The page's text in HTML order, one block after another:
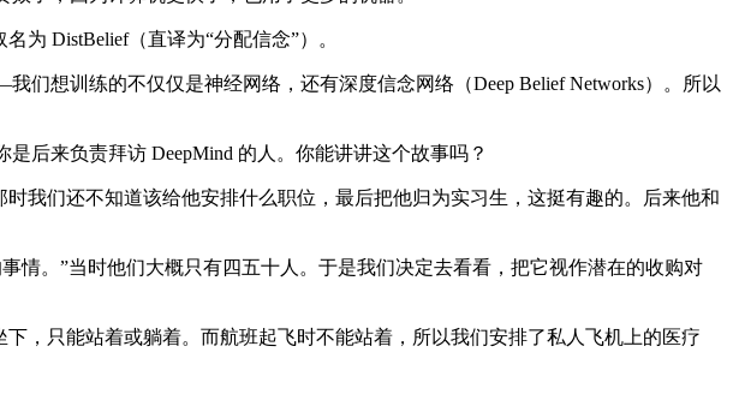
DistBelief（直译为“分配信念”）。
想训练的不仅仅是神经网络，还有深度信念网络（Deep Belief Networks）。所以
后来负责拜访 DeepMind 的人。你能讲讲这个故事吗？
我们还不知道该给他安排什么职位，最后把他归为实习生，这挺有趣的。后来他和
。”当时他们大概只有四五十人。于是我们决定去看看，把它视作潜在的收购对
只能站着或躺着。而航班起飞时不能站着，所以我们安排了私人飞机上的医疗